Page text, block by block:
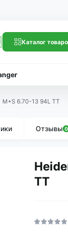
Каталог
M+S 6.70-13 94L TT
Отзывы 0
TT